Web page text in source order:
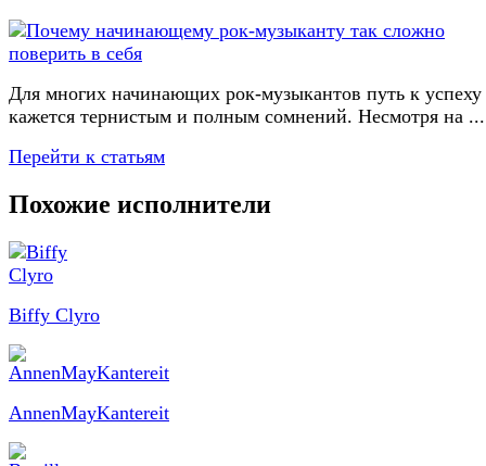
Для многих начинающих рок-музыкантов путь к успеху
кажется тернистым и полным сомнений. Несмотря на ...
Перейти к статьям
Похожие исполнители
Biffy Clyro
AnnenMayKantereit